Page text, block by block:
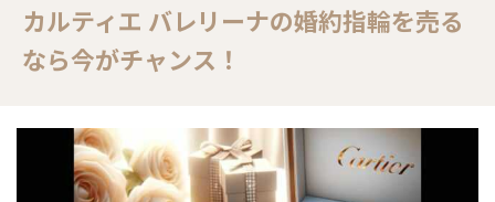
カルティエ バレリーナの婚約指輪を売る
なら今がチャンス！